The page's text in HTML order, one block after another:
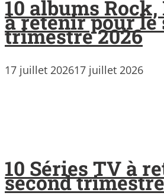
10 albums
à retenir pour le
trimestre 2026
17 juillet 202617 juillet 2026
10 Séries TV à
second